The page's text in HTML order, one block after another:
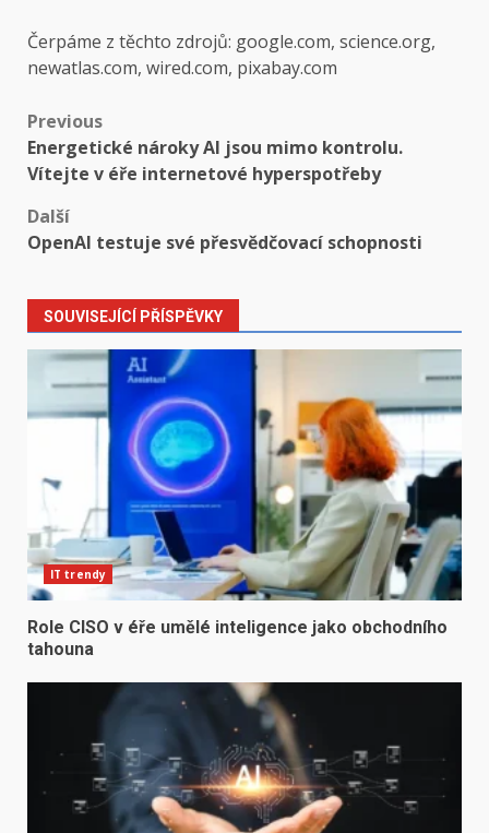
Čerpáme z těchto zdrojů: google.com, science.org,
newatlas.com, wired.com, pixabay.com
Post
navigation
Previous
Energetické nároky AI jsou mimo kontrolu.
Vítejte v éře internetové hyperspotřeby
Další
OpenAI testuje své přesvědčovací schopnosti
SOUVISEJÍCÍ PŘÍSPĚVKY
IT trendy
Role CISO v éře umělé inteligence jako obchodního
tahouna